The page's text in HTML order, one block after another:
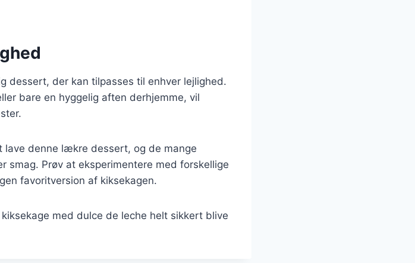
dessert, der kan tilpasses til enhver lejlighed.
bare en hyggelig aften derhjemme, vil
lave denne lækre dessert, og de mange
smag. Prøv at eksperimentere med forskellige
favoritversion af kiksekagen.
med dulce de leche helt sikkert blive